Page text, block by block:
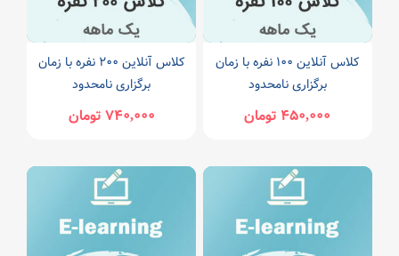
کلاس آنلاین 100 نفره با زمان
برگزاری نامحدود
450,000 تومان
کلاس آنلاین 200 نفره با زمان
برگزاری نامحدود
740,000 تومان